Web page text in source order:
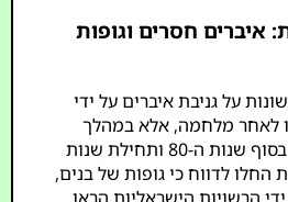
חסרים וגופות
על גניבת איברים על ידי
לאחר מלחמה, אלא במהלך
בסוף שנות ה-80 ותחילת שנות
החלו לדווח כי גופות של בנים,